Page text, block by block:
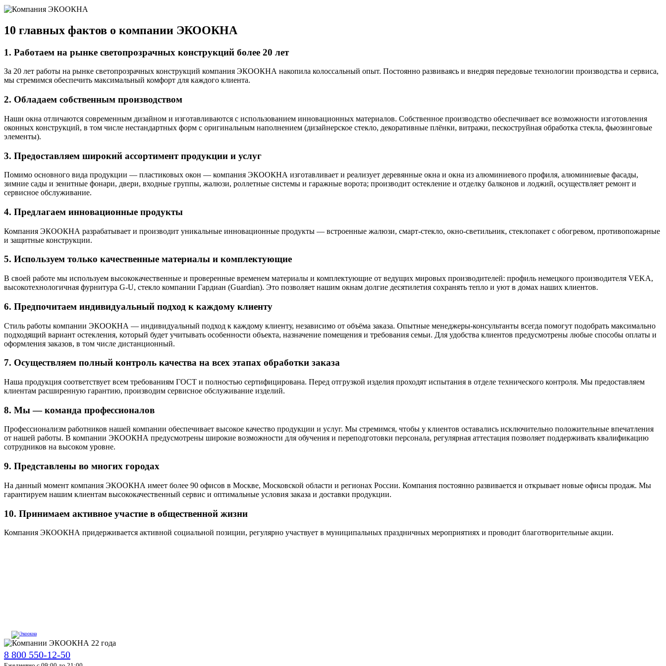
10 главных фактов о компании ЭКООКНА
1. Работаем на рынке светопрозрачных конструкций более 20 лет
За 20 лет работы на рынке светопрозрачных конструкций компания ЭКООКНА накопила колоссальный опыт. Постоянно развиваясь и внедряя передовые технологии производства и сервиса,
мы стремимся обеспечить максимальный комфорт для каждого клиента.
2. Обладаем собственным производством
Наши окна отличаются современным дизайном и изготавливаются с использованием инновационных материалов. Собственное производство обеспечивает все возможности изготовления
оконных конструкций, в том числе нестандартных форм с оригинальным наполнением (дизайнерское стекло, декоративные плёнки, витражи, пескоструйная обработка стекла, фьюзинговые
элементы).
3. Предоставляем широкий ассортимент продукции и услуг
Помимо основного вида продукции — пластиковых окон — компания ЭКООКНА изготавливает и реализует деревянные окна и окна из алюминиевого профиля, алюминиевые фасады,
зимние сады и зенитные фонари, двери, входные группы, жалюзи, роллетные системы и гаражные ворота; производит остекление и отделку балконов и лоджий, осуществляет ремонт и
сервисное обслуживание.
4. Предлагаем инновационные продукты
Компания ЭКООКНА разрабатывает и производит уникальные инновационные продукты — встроенные жалюзи, смарт-стекло, окно-светильник, стеклопакет с обогревом, противопожарные
и защитные конструкции.
5. Используем только качественные материалы и комплектующие
В своей работе мы используем высококачественные и проверенные временем материалы и комплектующие от ведущих мировых производителей: профиль немецкого производителя VEKA,
высокотехнологичная фурнитура G-U, стекло компании Гардиан (Guardian). Это позволяет нашим окнам долгие десятилетия сохранять тепло и уют в домах наших клиентов.
6. Предпочитаем индивидуальный подход к каждому клиенту
Стиль работы компании ЭКООКНА — индивидуальный подход к каждому клиенту, независимо от объёма заказа. Опытные менеджеры-консультанты всегда помогут подобрать максимально
подходящий вариант остекления, который будет учитывать особенности объекта, назначение помещения и требования семьи. Для удобства клиентов предусмотрены любые способы оплаты и
оформления заказов, в том числе дистанционный.
7. Осуществляем полный контроль качества на всех этапах обработки заказа
Наша продукция соответствует всем требованиям ГОСТ и полностью сертифицирована. Перед отгрузкой изделия проходят испытания в отделе технического контроля. Мы предоставляем
клиентам расширенную гарантию, производим сервисное обслуживание изделий.
8. Мы — команда профессионалов
Профессионализм работников нашей компании обеспечивает высокое качество продукции и услуг. Мы стремимся, чтобы у клиентов оставались исключительно положительные впечатления
от нашей работы. В компании ЭКООКНА предусмотрены широкие возможности для обучения и переподготовки персонала, регулярная аттестация позволяет поддерживать квалификацию
сотрудников на высоком уровне.
9. Представлены во многих городах
На данный момент компания ЭКООКНА имеет более 90 офисов в Москве, Московской области и регионах России. Компания постоянно развивается и открывает новые офисы продаж. Мы
гарантируем нашим клиентам высококачественный сервис и оптимальные условия заказа и доставки продукции.
10. Принимаем активное участие в общественной жизни
Компания ЭКООКНА придерживается активной социальной позиции, регулярно участвует в муниципальных праздничных мероприятиях и проводит благотворительные акции.
8 800 550-12-50